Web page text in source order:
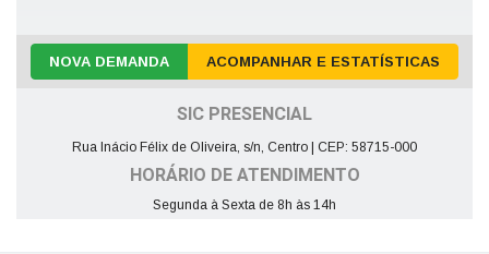
NOVA DEMANDA ACOMPANHAR E ESTATÍSTICAS
SIC PRESENCIAL
Rua Inácio Félix de Oliveira, s/n, Centro | CEP: 58715-000
HORÁRIO DE ATENDIMENTO
Segunda à Sexta de 8h às 14h